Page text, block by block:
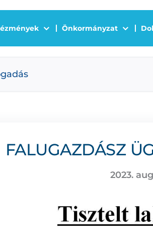
Önkormányzat
FALUGAZDÁSZ
2023.